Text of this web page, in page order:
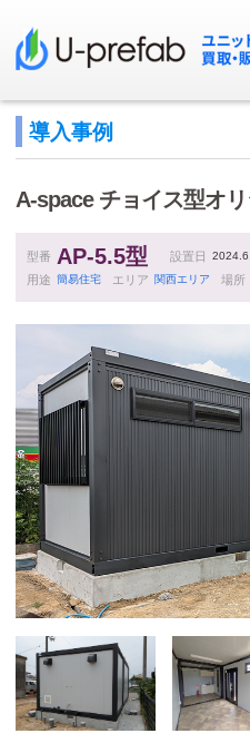
導入事例
A-space チョイス型オ
型番 AP-5.5型 設置日
用途 簡易住宅 エリア 関西エリア 場所